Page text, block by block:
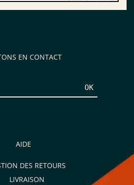
EN CONTACT
OK
AIDE
DES RETOURS
LIVRAISON